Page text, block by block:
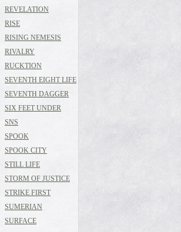
REVELATION
RISE
RISING NEMESIS
RIVALRY
RUCKTION
SEVENTH EIGHT LIFE
SEVENTH DAGGER
SIX FEET UNDER
SNS
SPOOK
SPOOK CITY
STILL LIFE
STORM OF JUSTICE
STRIKE FIRST
SUMERIAN
SURFACE